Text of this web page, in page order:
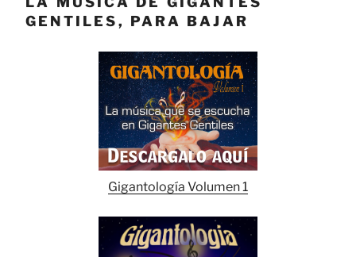
GENTILES, PARA BAJAR
Gigantología Volumen 1